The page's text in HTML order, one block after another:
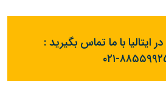
ایتالیا با ما تماس بگیرید :
۸۸۵۵۹۹۲۵